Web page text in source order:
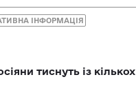
ІНФОРМАЦІЯ
тиснуть із кількох